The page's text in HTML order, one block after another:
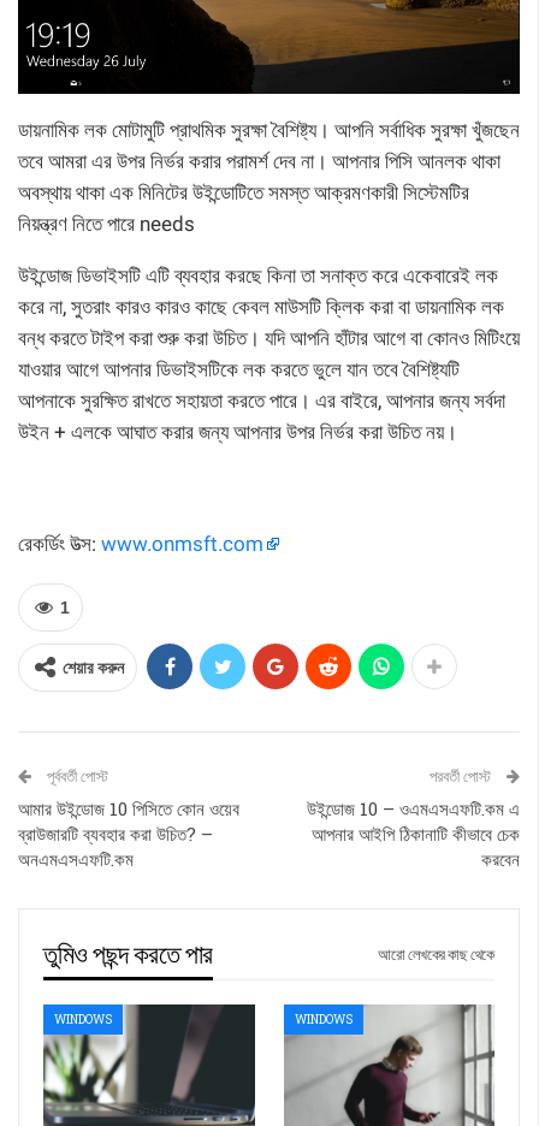
ডায়নামিক লক মোটামুটি প্রাথমিক সুরক্ষা বৈশিষ্ট্য। আপনি সর্বাধিক সুরক্ষা খুঁজছেন
তবে আমরা এর উপর নির্ভর করার পরামর্শ দেব না। আপনার পিসি আনলক থাকা
অবস্থায় থাকা এক মিনিটের উইন্ডোটিতে সমস্ত আক্রমণকারী সিস্টেমটির
নিয়ন্ত্রণ নিতে পারে needs
উইন্ডোজ ডিভাইসটি এটি ব্যবহার করছে কিনা তা সনাক্ত করে একেবারেই লক
করে না, সুতরাং কারও কারও কাছে কেবল মাউসটি ক্লিক করা বা ডায়নামিক লক
বন্ধ করতে টাইপ করা শুরু করা উচিত। যদি আপনি হাঁটার আগে বা কোনও মিটিংয়ে
যাওয়ার আগে আপনার ডিভাইসটিকে লক করতে ভুলে যান তবে বৈশিষ্ট্যটি
আপনাকে সুরক্ষিত রাখতে সহায়তা করতে পারে। এর বাইরে, আপনার জন্য সর্বদা
উইন + এলকে আঘাত করার জন্য আপনার উপর নির্ভর করা উচিত নয়।
রেকর্ডিং উত্স: www.onmsft.com
1
শেয়ার করুন
পূর্ববর্তী পোস্ট
আমার উইন্ডোজ 10 পিসিতে কোন ওয়েব
ব্রাউজারটি ব্যবহার করা উচিত? –
অনএমএসএফটি.কম
পরবর্তী পোস্ট
উইন্ডোজ 10 – ওএমএসএফটি.কম এ
আপনার আইপি ঠিকানাটি কীভাবে চেক
করবেন
তুমিও পছন্দ করতে পার আরো লেখকের কাছ থেকে
WINDOWS WINDOWS